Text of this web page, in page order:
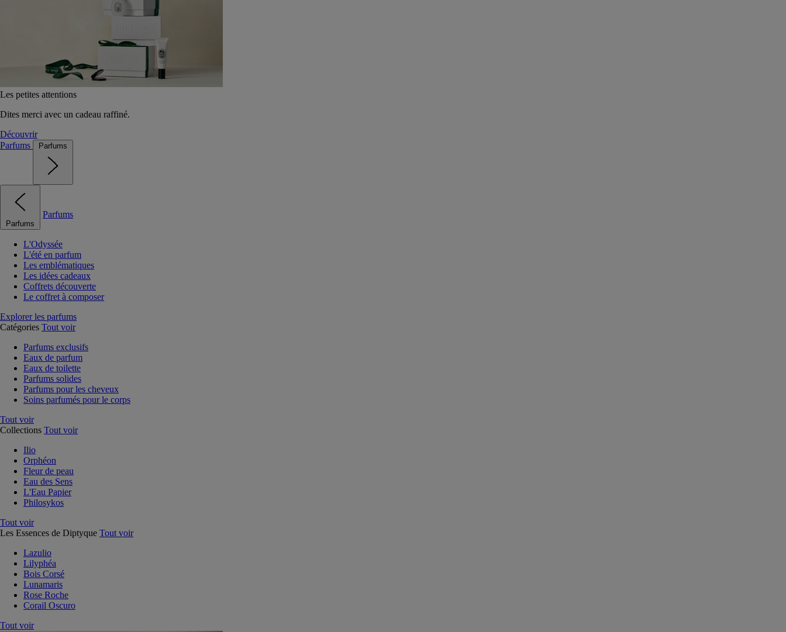
Les petites attentions
Dites merci avec un cadeau raffiné.
Découvrir
Parfums
Parfums
Parfums
Parfums
L'Odyssée
L'été en parfum
Les emblématiques
Les idées cadeaux
Coffrets découverte
Le coffret à composer
Explorer les parfums
Catégories Tout voir
Parfums exclusifs
Eaux de parfum
Eaux de toilette
Parfums solides
Parfums pour les cheveux
Soins parfumés pour le corps
Tout voir
Collections Tout voir
Ilio
Orphéon
Fleur de peau
Eau des Sens
L'Eau Papier
Philosykos
Tout voir
Les Essences de Diptyque Tout voir
Lazulio
Lilyphéa
Bois Corsé
Lunamaris
Rose Roche
Corail Oscuro
Tout voir